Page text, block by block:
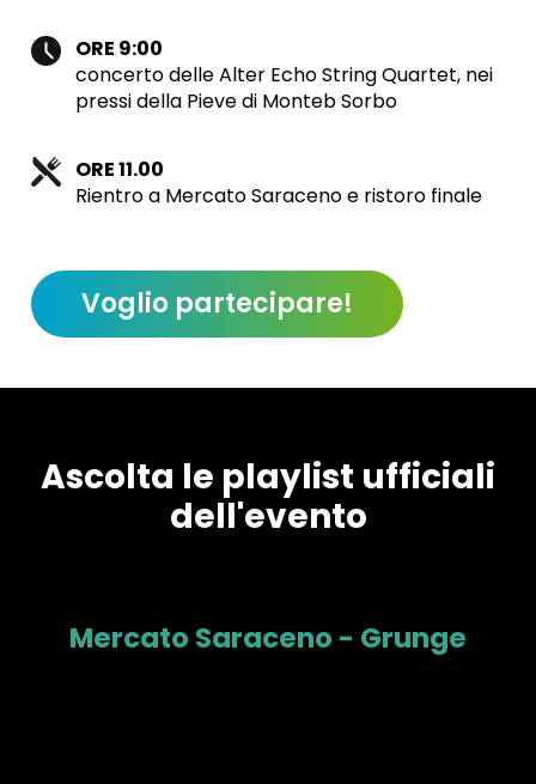
ORE 9:00
concerto delle Alter Echo String Quartet, nei
pressi della Pieve di Monteb Sorbo
ORE 11.00
Rientro a Mercato Saraceno e ristoro finale
Voglio partecipare!
Ascolta le playlist ufficiali
dell'evento
Mercato Saraceno - Grunge